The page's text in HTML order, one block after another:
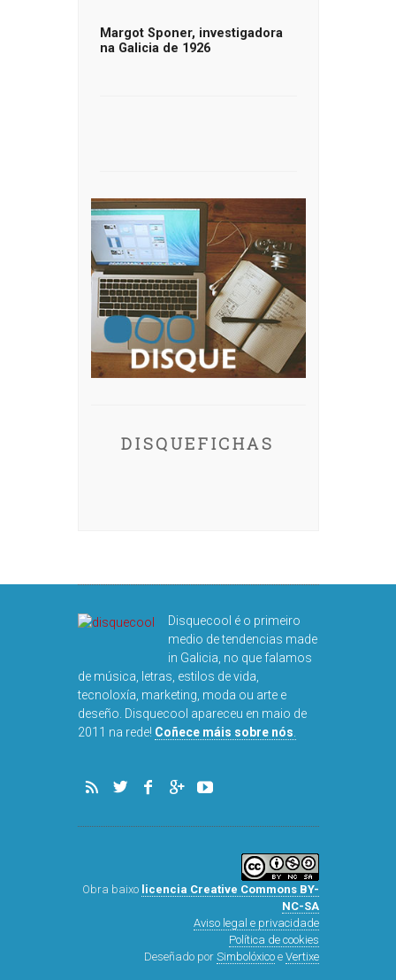
Margot Sponer, investigadora
na Galicia de 1926
DISQUEFICHAS
Disquecool é o primeiro
medio de tendencias made
in Galicia, no que falamos
de música, letras, estilos de vida,
tecnoloxía, marketing, moda ou arte e
deseño. Disquecool apareceu en maio de
2011 na rede! Coñece máis sobre nós
Obra baixo licencia Creative Commons BY-
NC-SA
Aviso legal e privacidade
Política de cookies
Deseñado por Simbolóxicoe Vertixe